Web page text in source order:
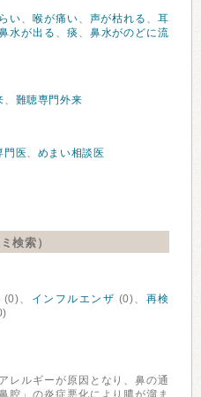
い、 喉が痛い、 声が枯れる 、耳
水が出る 、 痰、 鼻水がのどに流
、 難聴専門外来
門医、 めまい相談医
検索）
(0)、 インフルエンザ (0)、 再検
レルギーが原因となり、鼻の通
腔」の炎症悪化により膿が溜ま